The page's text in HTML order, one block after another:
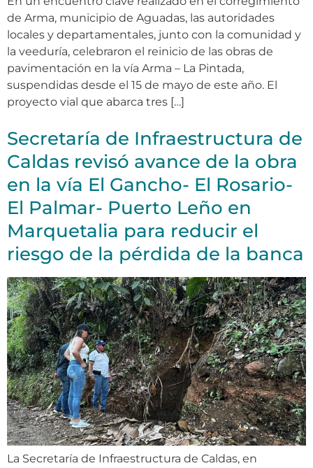
de Arma, municipio de Aguadas, las autoridades
locales y departamentales, junto con la comunidad y
la veeduría, celebraron el reinicio de las obras de
pavimentación en la vía Arma – La Pintada,
suspendidas desde el 15 de mayo de este año. El
proyecto vial que abarca tres […]
Secretaría de Infraestructura de
Caldas revisó avance de la obra
en la vía El Gancho- El Rosario-
El Palmar- Puerto Leño en
Marquetalia para reducir el
riesgo de la pérdida de la banca
La Secretaría de Infraestructura de Caldas, en